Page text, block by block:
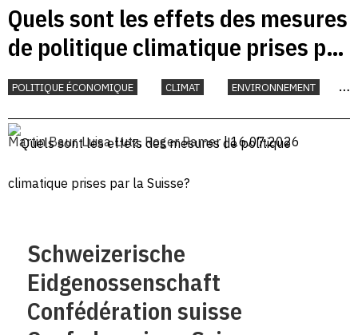
Quels sont les effets des mesures
de politique climatique prises par
la Suisse?
POLITIQUE ÉCONOMIQUE CLIMAT
ENVIRONNEMENT
Martin Baur,Luisa Lutz, Roger Ramer| 16.07.2026
Schweizerische
Eidgenossenschaft
Confédération suisse